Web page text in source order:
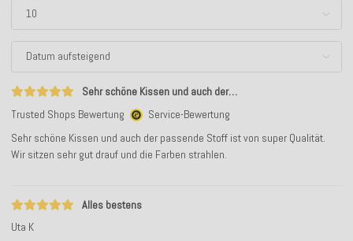
Sehr schöne Kissen und auch der…
Trusted Shops Bewertung
Service-Bewertung
Sehr schöne Kissen und auch der passende Stoff ist von super Qualität.
Wir sitzen sehr gut drauf und die Farben strahlen.
Alles bestens
Uta K